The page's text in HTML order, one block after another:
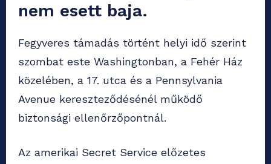
nem esett baja.
Fegyveres támadás történt helyi idő szerint
szombat este Washingtonban, a Fehér Ház
közelében, a 17. utca és a Pennsylvania
Avenue kereszteződésénél működő
biztonsági ellenőrzőpontnál.
Az amerikai Secret Service előzetes